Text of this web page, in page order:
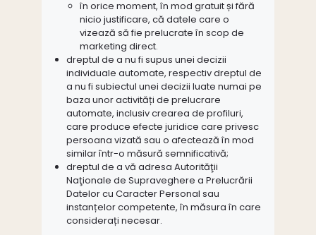
în orice moment, în mod gratuit și fără
nicio justificare, că datele care o
vizează să fie prelucrate în scop de
marketing direct.
dreptul de a nu fi supus unei decizii
individuale automate, respectiv dreptul de
a nu fi subiectul unei decizii luate numai pe
baza unor activități de prelucrare
automate, inclusiv crearea de profiluri,
care produce efecte juridice care privesc
persoana vizată sau o afectează în mod
similar într-o măsură semnificativă;
dreptul de a vă adresa Autorităţii
Naţionale de Supraveghere a Prelucrării
Datelor cu Caracter Personal sau
instanțelor competente, în măsura în care
considerați necesar.